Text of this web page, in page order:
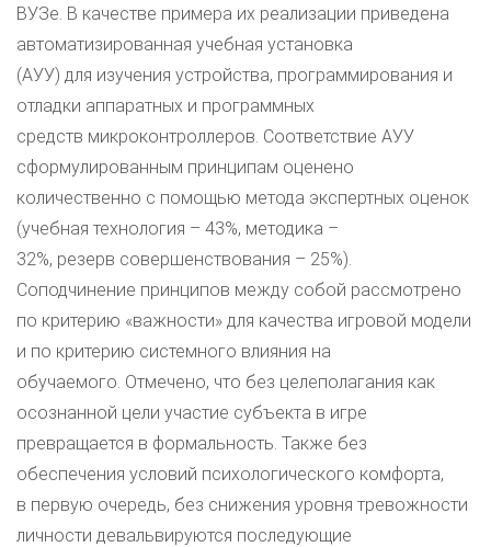
ВУЗе. В качестве примера их реализации приведена
автоматизированная учебная установка
(АУУ) для изучения устройства, программирования и
отладки аппаратных и программных
средств микроконтроллеров. Соответствие АУУ
сформулированным принципам оценено
количественно с помощью метода экспертных оценок
(учебная технология – 43%, методика –
32%, резерв совершенствования – 25%).
Соподчинение принципов между собой рассмотрено
по критерию «важности» для качества игровой модели
и по критерию системного влияния на
обучаемого. Отмечено, что без целеполагания как
осознанной цели участие субъекта в игре
превращается в формальность. Также без
обеспечения условий психологического комфорта,
в первую очередь, без снижения уровня тревожности
личности девальвируются последующие